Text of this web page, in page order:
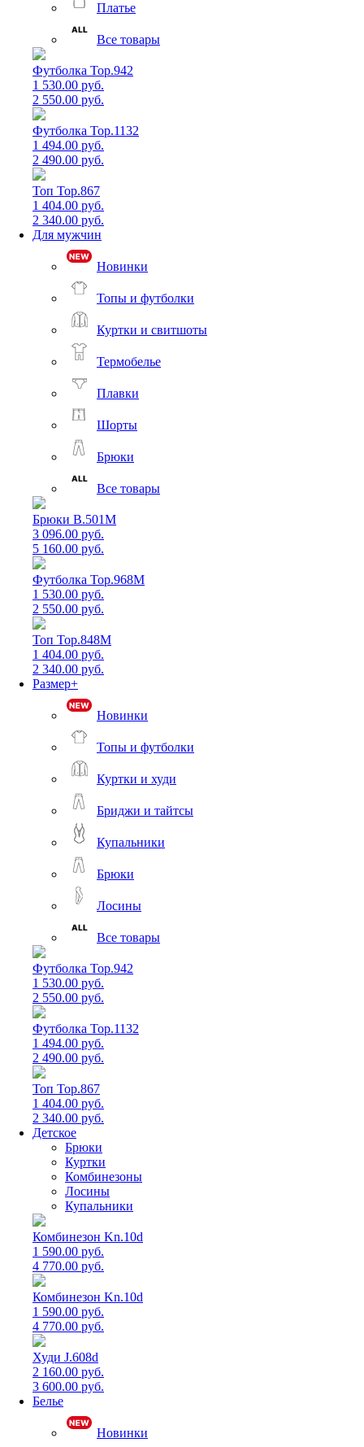
Платье
Все товары
Футболка Top.942
1 530.00 руб.
2 550.00 руб.
Футболка Top.1132
1 494.00 руб.
2 490.00 руб.
Топ Top.867
1 404.00 руб.
2 340.00 руб.
Для мужчин
Новинки
Топы и футболки
Куртки и свитшоты
Термобелье
Плавки
Шорты
Брюки
Все товары
Брюки B.501M
3 096.00 руб.
5 160.00 руб.
Футболка Top.968M
1 530.00 руб.
2 550.00 руб.
Топ Top.848M
1 404.00 руб.
2 340.00 руб.
Размер+
Новинки
Топы и футболки
Куртки и худи
Бриджи и тайтсы
Купальники
Брюки
Лосины
Все товары
Футболка Top.942
1 530.00 руб.
2 550.00 руб.
Футболка Top.1132
1 494.00 руб.
2 490.00 руб.
Топ Top.867
1 404.00 руб.
2 340.00 руб.
Детское
Брюки
Куртки
Комбинезоны
Лосины
Купальники
Комбинезон Kn.10d
1 590.00 руб.
4 770.00 руб.
Комбинезон Kn.10d
1 590.00 руб.
4 770.00 руб.
Худи J.608d
2 160.00 руб.
3 600.00 руб.
Белье
Новинки